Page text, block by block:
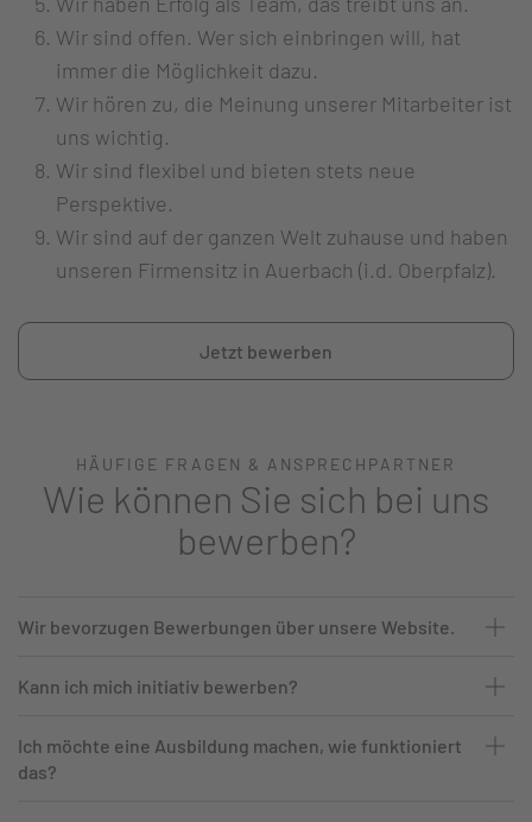
Wir sind offen. Wer sich einbringen will, hat
immer die Möglichkeit dazu.
Wir hören zu, die Meinung unserer Mitarbeiter ist
uns wichtig.
Wir sind flexibel und bieten stets neue
Perspektive.
Wir sind auf der ganzen Welt zuhause und haben
unseren Firmensitz in Auerbach (i.d. Oberpfalz).
Jetzt bewerben
HÄUFIGE FRAGEN & ANSPRECHPARTNER
Wie können Sie sich bei uns
bewerben?
Wir bevorzugen Bewerbungen über unsere Website.
Kann ich mich initiativ bewerben?
Ich möchte eine Ausbildung machen, wie funktioniert
das?